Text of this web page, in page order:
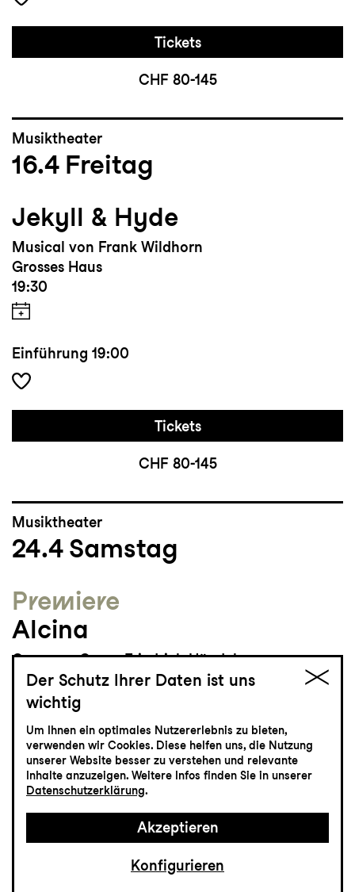
Tickets
CHF 80-145
Musiktheater
16.4 Freitag
Jekyll & Hyde
Musical von Frank Wildhorn
Grosses Haus
19:30
Einführung 19:00
Tickets
CHF 80-145
Musiktheater
24.4 Samstag
Premiere
Alcina
Oper von Georg Friedrich Händel
Grosses Haus
19:00
Tickets
CHF 65-115
Der Schutz Ihrer Daten ist uns
wichtig
Um Ihnen ein optimales Nutzererlebnis zu bieten,
verwenden wir Cookies. Diese helfen uns, die Nutzung
unserer Website besser zu verstehen und relevante
Inhalte anzuzeigen. Weitere Infos finden Sie in unserer
Datenschutzerklärung.
Akzeptieren
Konfigurieren